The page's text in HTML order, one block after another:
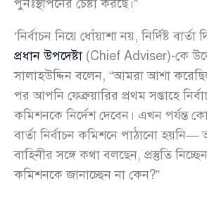
পুনঃস্থাপনের চেষ্টা করছে।”
‘নির্বাচন নিয়ে ধোঁয়াশা নয়, নির্দিষ্ট বার্তা
প্রধান উপদেষ্টা (Chief Adviser)-কে
সালাহউদ্দিন বলেন, “আমরা আশা
পর আপনি ফেব্রুয়ারির প্রথম সপ্তাহে
কমিশনকে নির্দেশ দেবেন। এখন পর্যন্ত
বার্তা নির্বাচন কমিশনে পাঠানো
বাহিনীর সঙ্গে কথা বলছেন, প্রস্তুতি
কমিশনকে জানাচ্ছেন না কেন?”